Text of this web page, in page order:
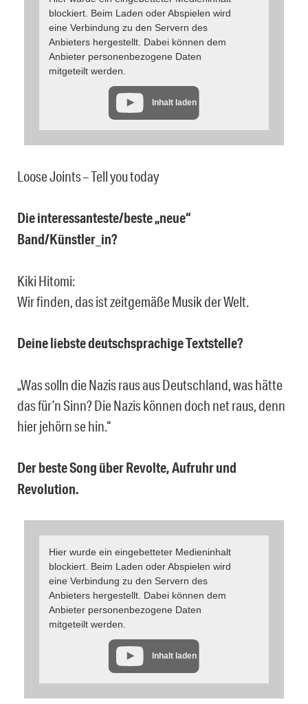
blockiert. Beim Laden oder Abspielen wird
eine Verbindung zu den Servern des
Anbieters hergestellt. Dabei können dem
Anbieter personenbezogene Daten
mitgeteilt werden.
Inhalt laden
Loose Joints – Tell you today
Die interessanteste/beste „neue“
Band/Künstler_in?
Kiki Hitomi:
Wir finden, das ist zeitgemäße Musik der Welt.
Deine liebste deutschsprachige Textstelle?
„Was solln die Nazis raus aus Deutschland, was hätte
das für’n Sinn? Die Nazis können doch net raus, denn
hier jehörn se hin.“
Der beste Song über Revolte, Aufruhr und
Revolution.
Hier wurde ein eingebetteter Medieninhalt
blockiert. Beim Laden oder Abspielen wird
eine Verbindung zu den Servern des
Anbieters hergestellt. Dabei können dem
Anbieter personenbezogene Daten
mitgeteilt werden.
Inhalt laden